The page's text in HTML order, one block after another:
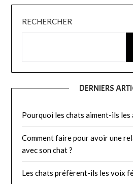
RECHERCHER
DERNIERS
Pourquoi les chats aiment-ils les
Comment faire pour avoir une
avec son chat ?
Les chats préfèrent-ils les voix